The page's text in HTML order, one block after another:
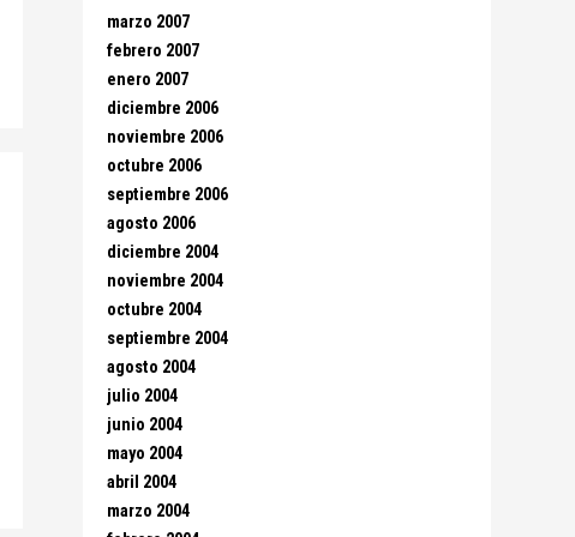
marzo 2007
febrero 2007
enero 2007
diciembre 2006
noviembre 2006
octubre 2006
septiembre 2006
agosto 2006
diciembre 2004
noviembre 2004
octubre 2004
septiembre 2004
agosto 2004
julio 2004
junio 2004
mayo 2004
abril 2004
marzo 2004